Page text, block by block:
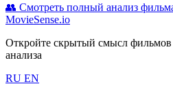
👥 Смотреть полный анализ
MovieSense.io
Откройте скрытый смысл
анализа
RU EN